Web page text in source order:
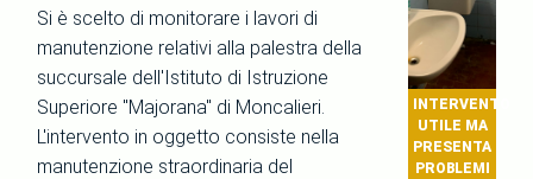
Si è scelto di monitorare i lavori di
manutenzione relativi alla palestra della
succursale dell'Istituto di Istruzione
Superiore "Majorana" di Moncalieri.
L'intervento in oggetto consiste nella
manutenzione straordinaria del
INTERVENTO
UTILE MA
PRESENTA
PROBLEMI